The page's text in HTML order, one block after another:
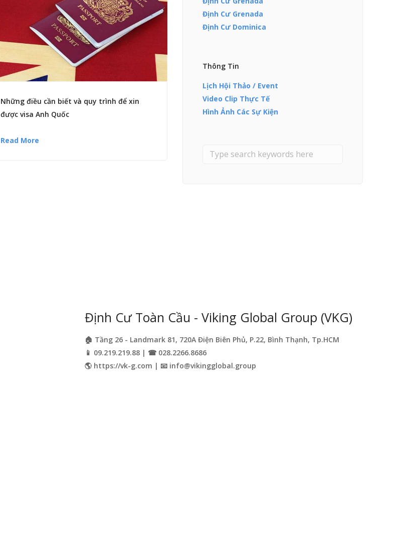
Những điều cần biết và quy trình để xin
được visa Anh Quốc
Read More
Định Cư Grenada
Định Cư Dominica
Thông Tin
Lịch Hội Thảo / Event
Video Clip Thực Tế
Hình Ảnh Các Sự Kiện
Định Cư Toàn Cầu - Viking Global Group (VKG)
🏠 Tầng 26 - Landmark 81, 720A Điện Biên Phủ, P.22, Bình Thạnh, Tp.HCM
📱 09.219.219.88 | ☎ 028.2266.8686
🌎 https://vk-g.com | 📧 info@vikingglobal.group